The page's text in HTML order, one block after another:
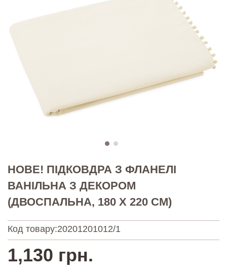
НОВЕ! ПІДКОВДРА З ФЛАНЕЛІ
ВАНІЛЬНА З ДЕКОРОМ
(ДВОСПАЛЬНА, 180 Х 220 СМ)
Код товару:20201201012/1
1,130 грн.